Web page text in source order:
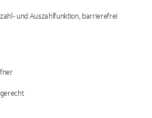
und Auszahlfunktion, barrierefrei